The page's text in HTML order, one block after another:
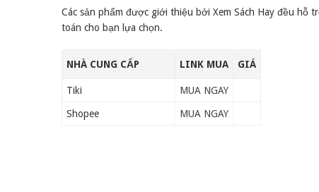
Các sản phẩm được giới thiệu bởi Xem Sách Hay đều hỗ
toán cho bạn lựa chọn.
NHÀ CUNG CẤP LINK MUA GIÁ
Tiki MUA NGAY
Shopee MUA NGAY